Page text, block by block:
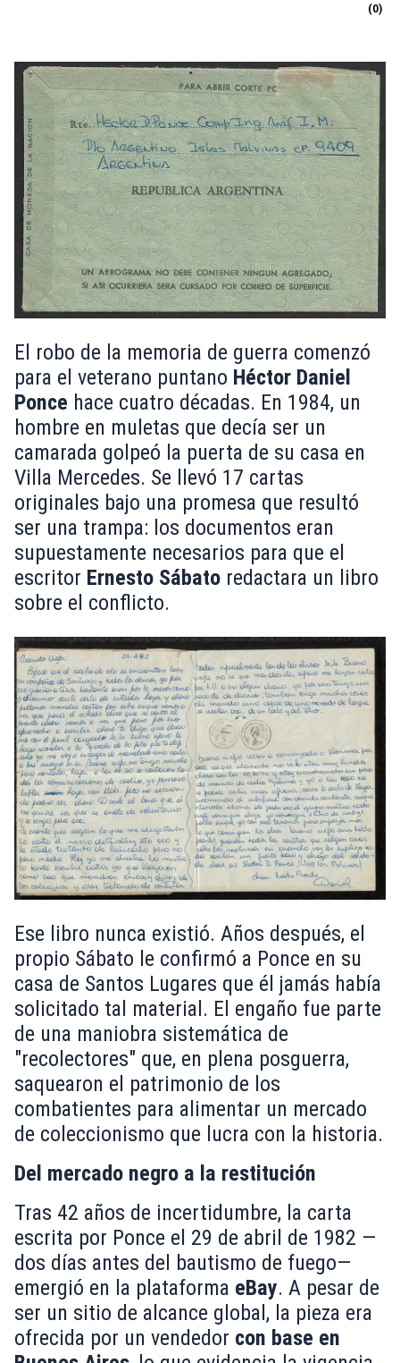
El robo de la memoria de guerra comenzó
para el veterano puntano Héctor Daniel
Ponce hace cuatro décadas. En 1984, un
hombre en muletas que decía ser un
camarada golpeó la puerta de su casa en
Villa Mercedes. Se llevó 17 cartas
originales bajo una promesa que resultó
ser una trampa: los documentos eran
supuestamente necesarios para que el
escritor Ernesto Sábato redactara un libro
sobre el conflicto.
Ese libro nunca existió. Años después, el
propio Sábato le confirmó a Ponce en su
casa de Santos Lugares que él jamás había
solicitado tal material. El engaño fue parte
de una maniobra sistemática de
"recolectores" que, en plena posguerra,
saquearon el patrimonio de los
combatientes para alimentar un mercado
de coleccionismo que lucra con la historia.
Del mercado negro a la restitución
Tras 42 años de incertidumbre, la carta
escrita por Ponce el 29 de abril de 1982 —
dos días antes del bautismo de fuego—
emergió en la plataforma eBay. A pesar de
ser un sitio de alcance global, la pieza era
ofrecida por un vendedor con base en